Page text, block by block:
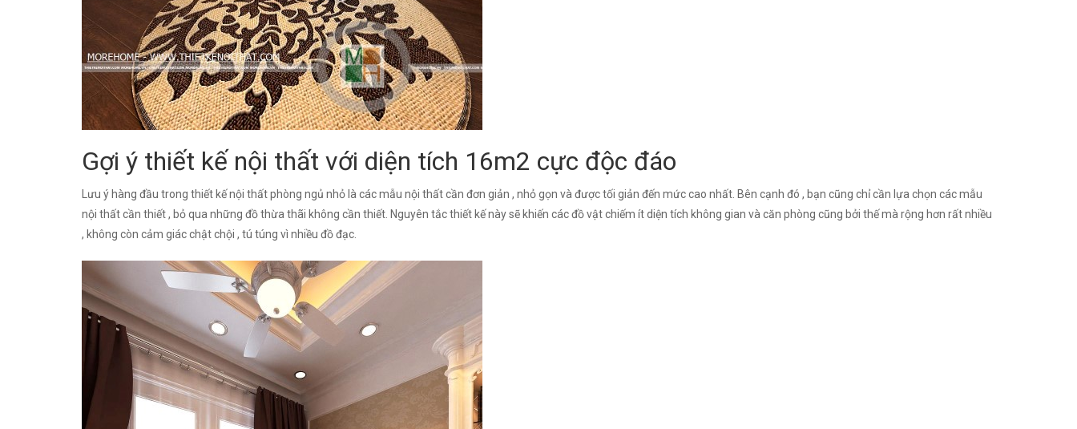
Gợi ý thiết kế nội thất với diện tích 16m2 cực độc đáo
Lưu ý hàng đầu trong thiết kế nội thất phòng ngủ nhỏ là các mẫu nội thất cần đơn giản , nhỏ gọn và được tối giản đến mức cao nhất. Bên cạnh đó , bạn cũng chỉ cần lựa chọn các mẫu
nội thất cần thiết , bỏ qua những đồ thừa thãi không cần thiết. Nguyên tắc thiết kế này sẽ khiến các đồ vật chiếm ít diện tích không gian và căn phòng cũng bởi thế mà rộng hơn rất nhiều
, không còn cảm giác chật chội , tú túng vì nhiều đồ đạc.